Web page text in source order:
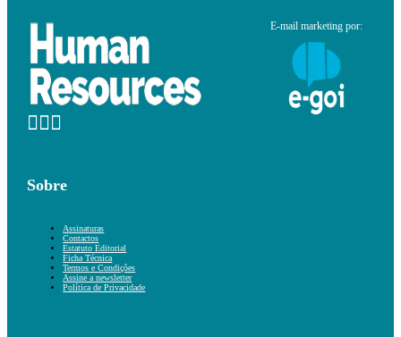
E-mail marketing por:
Sobre
Assinaturas
Contactos
Estatuto Editorial
Ficha Técnica
Termos e Condições
Assine a newsletter
Política de Privacidade